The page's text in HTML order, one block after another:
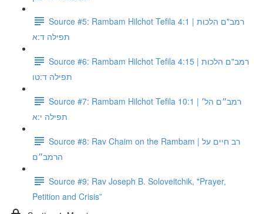
Source #5: Rambam Hilchot Tefila 4:1 | רמב"ם הלכות
תפילה ד:א
Source #6: Rambam Hilchot Tefila 4:15 | רמב"ם הלכות
תפילה ד:טו
Source #7: Rambam Hilchot Tefila 10:1 | רמב״ם הל׳
תפילה י:א
Source #8: Rav Chaim on the Rambam | רב חיים על
הרמב״ם
Source #9: Rav Joseph B. Soloveitchik, "Prayer,
Petition and Crisis”